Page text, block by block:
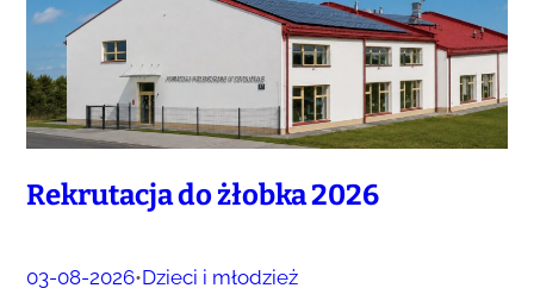
Rekrutacja do żłobka 2026
03-08-2026•Dzieci i młodzież